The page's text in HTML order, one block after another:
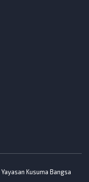
Yayasan Kusuma Bangsa